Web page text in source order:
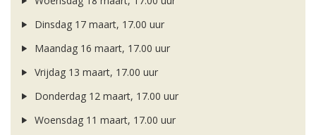
Dinsdag 17 maart, 17.00 uur
Maandag 16 maart, 17.00 uur
Vrijdag 13 maart, 17.00 uur
Donderdag 12 maart, 17.00 uur
Woensdag 11 maart, 17.00 uur